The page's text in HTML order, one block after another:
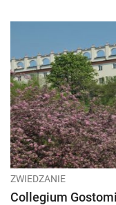
ZWIEDZANIE
Collegium